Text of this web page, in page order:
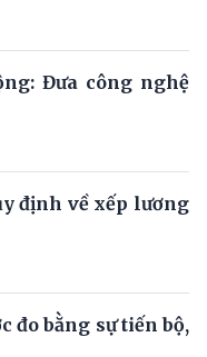
Đưa công nghệ
định về xếp lương
đo bằng sự tiến bộ,